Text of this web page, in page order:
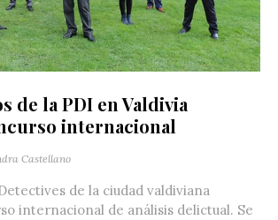
de la PDI en Valdivia
internacional
Castellano
de la ciudad valdiviana
internacional de análisis delictual. Se